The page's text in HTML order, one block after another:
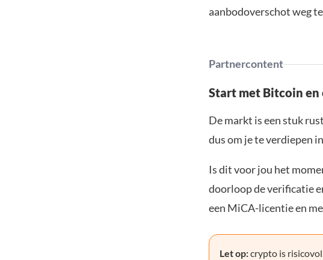
aanbodoverschot weg
Partnercontent
Start met Bitcoin
De markt is een stuk
dus om je te verdiepen
Is dit voor jou het
doorloop de verificatie
een MiCA-licentie en
Let op:crypto is